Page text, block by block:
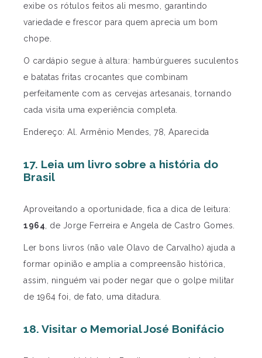
exibe os rótulos feitos ali mesmo, garantindo
variedade e frescor para quem aprecia um bom
chope.
O cardápio segue à altura: hambúrgueres suculentos
e batatas fritas crocantes que combinam
perfeitamente com as cervejas artesanais, tornando
cada visita uma experiência completa.
Endereço: Al. Armênio Mendes, 78, Aparecida
17. Leia um livro sobre a história do
Brasil
Aproveitando a oportunidade, fica a dica de leitura:
1964 , de Jorge Ferreira e Angela de Castro Gomes.
Ler bons livros (não vale Olavo de Carvalho) ajuda a
formar opinião e amplia a compreensão histórica,
assim, ninguém vai poder negar que o golpe militar
de 1964 foi, de fato, uma ditadura.
18. Visitar o Memorial José Bonifácio